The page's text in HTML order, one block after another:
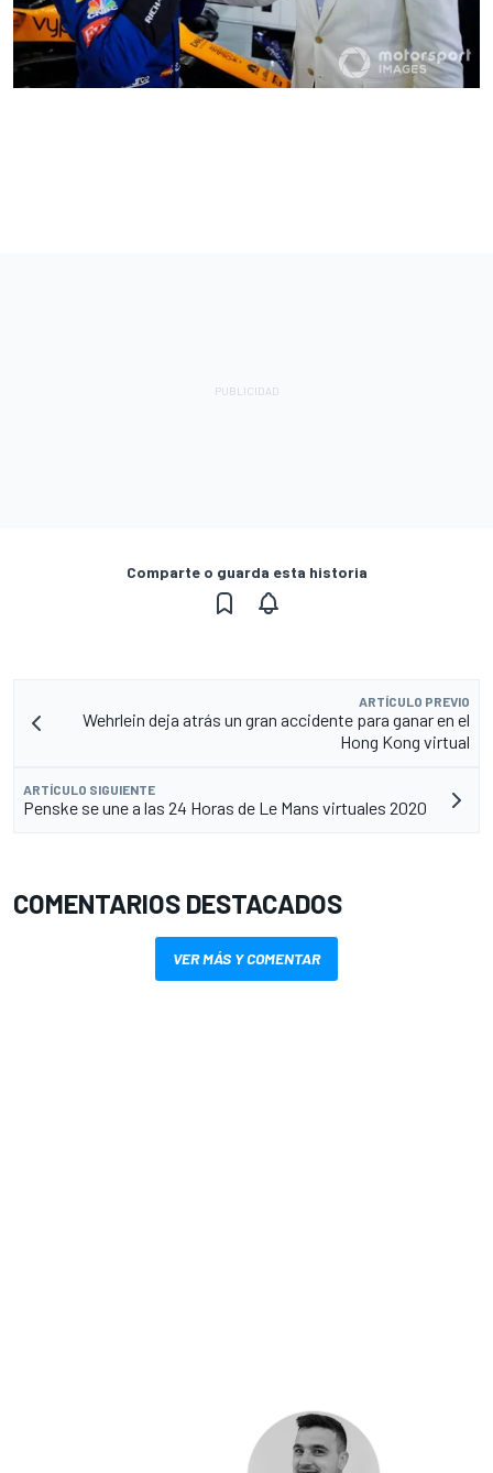
Comparte o guarda esta historia
ARTÍCULO PREVIO
Wehrlein deja atrás un gran accidente para ganar en el
Hong Kong virtual
ARTÍCULO SIGUIENTE
Penske se une a las 24 Horas de Le Mans virtuales 2020
COMENTARIOS DESTACADOS
VER MÁS Y COMENTAR